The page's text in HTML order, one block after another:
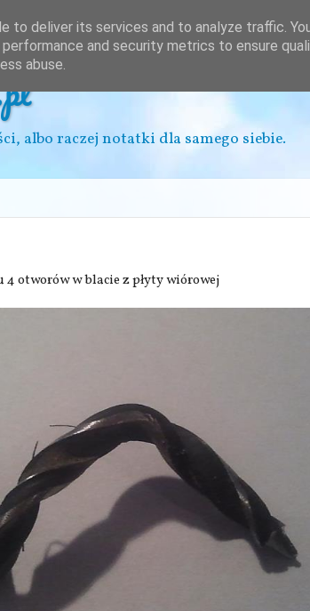
albo raczej notatki dla samego siebie.
4 otworów w blacie z płyty wiórowej
to deliver its services and to analyze traffic.
and security metrics to ensure
abuse.